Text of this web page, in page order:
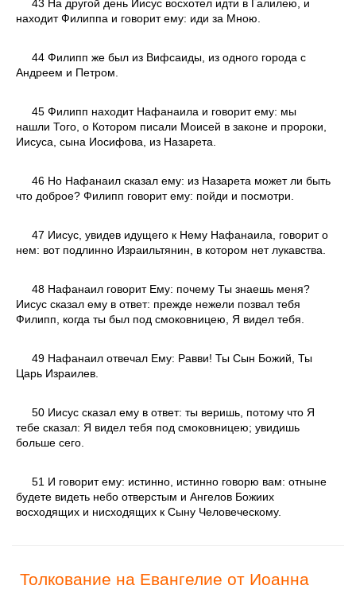
43 На другой день Иисус восхотел идти в Галилею, и
находит Филиппа и говорит ему: иди за Мною.
44 Филипп же был из Вифсаиды, из одного города с
Андреем и Петром.
45 Филипп находит Нафанаила и говорит ему: мы
нашли Того, о Котором писали Моисей в законе и пророки,
Иисуса, сына Иосифова, из Назарета.
46 Но Нафанаил сказал ему: из Назарета может ли быть
что доброе? Филипп говорит ему: пойди и посмотри.
47 Иисус, увидев идущего к Нему Нафанаила, говорит о
нем: вот подлинно Израильтянин, в котором нет лукавства.
48 Нафанаил говорит Ему: почему Ты знаешь меня?
Иисус сказал ему в ответ: прежде нежели позвал тебя
Филипп, когда ты был под смоковницею, Я видел тебя.
49 Нафанаил отвечал Ему: Равви! Ты Сын Божий, Ты
Царь Израилев.
50 Иисус сказал ему в ответ: ты веришь, потому что Я
тебе сказал: Я видел тебя под смоковницею; увидишь
больше сего.
51 И говорит ему: истинно, истинно говорю вам: отныне
будете видеть небо отверстым и Ангелов Божиих
восходящих и нисходящих к Сыну Человеческому.
Толкование на Евангелие от Иоанна